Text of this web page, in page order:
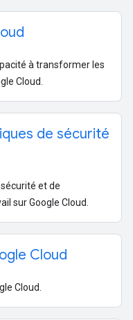
à transformer les
Cloud.
de sécurité
et de
sur Google Cloud.
Cloud
Cloud.